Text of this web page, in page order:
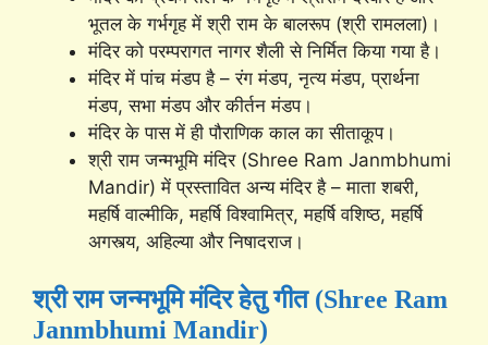
भूतल के गर्भगृह में श्री राम के बालरूप (श्री रामलला)।
मंदिर को परम्परागत नागर शैली से निर्मित किया गया है।
मंदिर में पांच मंडप है – रंग मंडप, नृत्य मंडप, प्रार्थना
मंडप, सभा मंडप और कीर्तन मंडप।
मंदिर के पास में ही पौराणिक काल का सीताकूप।
श्री राम जन्मभूमि मंदिर (Shree Ram Janmbhumi
Mandir) में प्रस्तावित अन्य मंदिर है – माता शबरी,
महर्षि वाल्मीकि, महर्षि विश्वामित्र, महर्षि वशिष्ठ, महर्षि
अगस्त्य, अहिल्या और निषादराज।
श्री राम जन्मभूमि मंदिर हेतु गीत (Shree Ram
Janmbhumi Mandir)